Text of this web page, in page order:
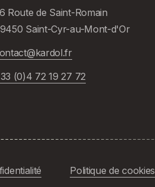
Route de Saint-Romain
Saint-Cyr-au-Mont-d'Or
(0)4 72 19 27 72
Politique de cookies